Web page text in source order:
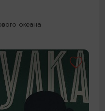
океана